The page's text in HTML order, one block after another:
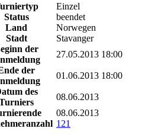
Einzel
Status
beendet
Land
Norwegen
Stadt
Stavanger
der
27.05.2013 18:00
der
01.06.2013 18:00
des
08.06.2013
08.06.2013
121